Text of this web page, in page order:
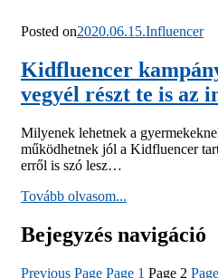
Posted on2020.06.15.Influencer
Kidfluencer
vegyél részt te is az
Milyenek lehetnek a
működhetnek jól a Kidfluencer
erről is szó lesz…
Tovább olvasom...
Bejegyzés navigáció
Previous Page Page 1 Page 2 Page